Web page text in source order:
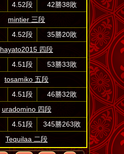
4.52段
42勝38敗
mintier 三段
4.52段
35勝20敗
hayato2015 四段
4.51段
53勝33敗
tosamiko 五段
4.51段
46勝32敗
uradomino 四段
4.51段
345勝263敗
Tequilaa 二段